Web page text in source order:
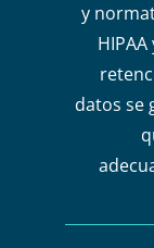
y
datos se